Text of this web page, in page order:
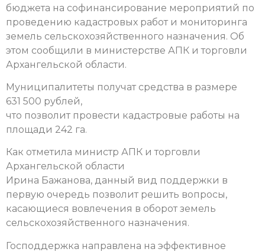
бюджета на софинансирование мероприятий по
проведению кадастровых работ и мониторинга
земель сельскохозяйственного назначения. Об
этом сообщили в министерстве АПК и торговли
Архангельской области.
Муниципалитеты получат средства в размере
631 500 рублей,
что позволит провести кадастровые работы на
площади 242 га.
Как отметила министр АПК и торговли
Архангельской области
Ирина Бажанова, данный вид поддержки в
первую очередь позволит решить вопросы,
касающиеся вовлечения в оборот земель
сельскохозяйственного назначения.
Господдержка направлена на эффективное